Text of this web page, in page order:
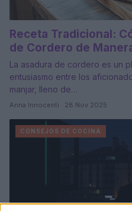
Receta Tradicional:
de Cordero de
La asadura de cordero es un
entusiasmo entre los
manjar, lleno de…
Anna Innocenti · 28 Nov 2025
CONSEJOS DE COCINA